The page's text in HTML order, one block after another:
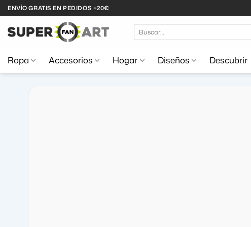
Saltar
al
contenido
ENVÍO GRATIS EN PEDIDOS +20€
por:
Ropa Accesorios Hogar Diseños Descubrir